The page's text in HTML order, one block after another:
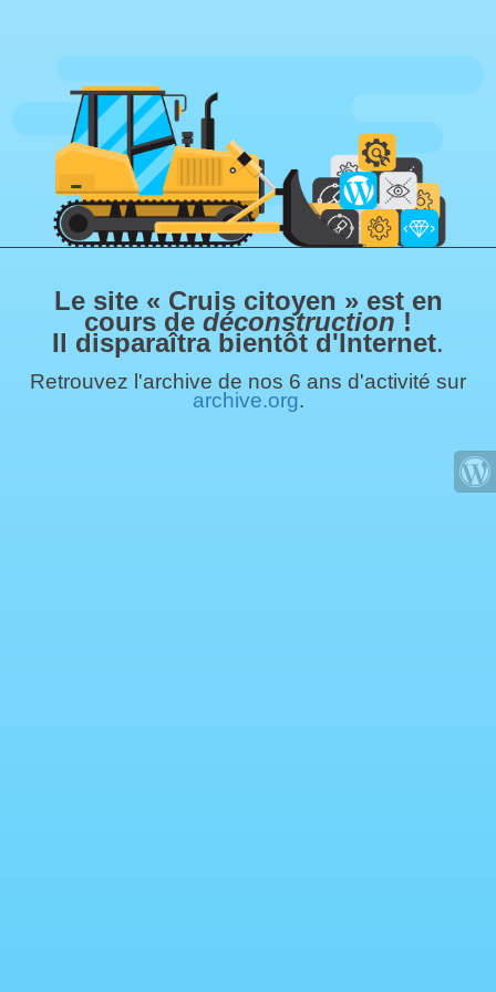
Le site « Cruis citoyen » est en
cours de déconstruction !
Il disparaîtra bientôt d'Internet.
Retrouvez l'archive de nos 6 ans d'activité sur
archive.org.